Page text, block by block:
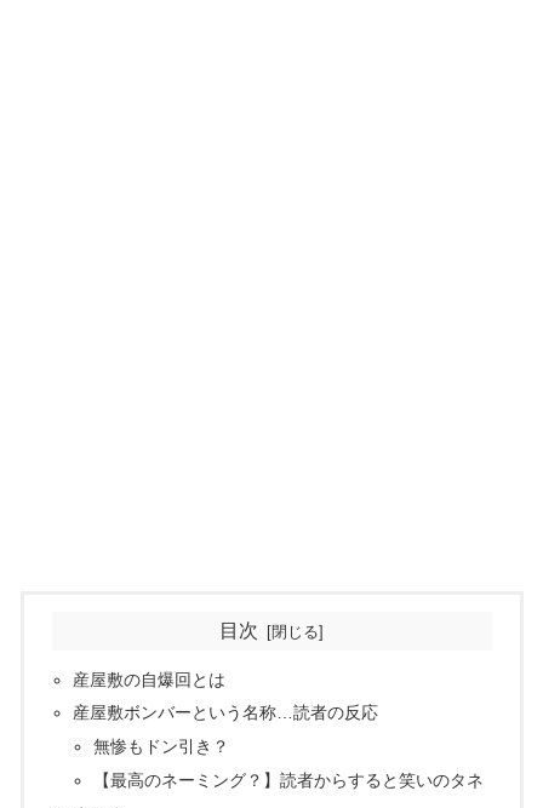
目次
産屋敷の自爆回とは
産屋敷ボンバーという名称…読者の反応
無惨もドン引き？
【最高のネーミング？】読者からすると笑いのタネ